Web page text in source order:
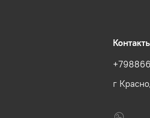
г